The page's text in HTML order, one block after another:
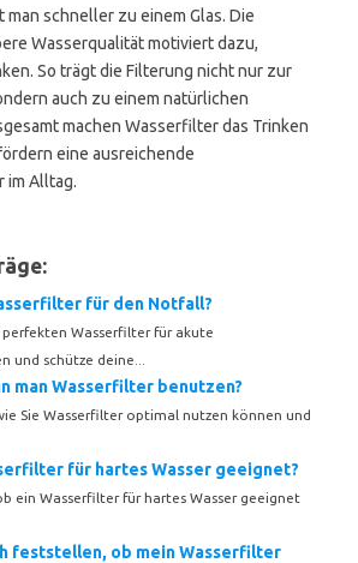
man schneller zu einem Glas. Die
Wasserqualität motiviert dazu,
So trägt die Filterung nicht nur zur
auch zu einem natürlichen
machen Wasserfilter das Trinken
eine ausreichende
im Alltag.
für den Notfall?
perfekten Wasserfilter für akute
und schütze deine...
man Wasserfilter benutzen?
Sie Wasserfilter optimal nutzen können und
für hartes Wasser geeignet?
ein Wasserfilter für hartes Wasser geeignet
feststellen, ob mein Wasserfilter